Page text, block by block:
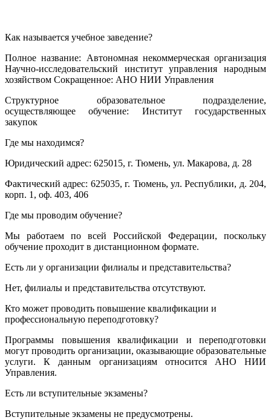
Как называется учебное заведение?
Полное название: Автономная некоммерческая организация
Научно-исследовательский институт управления народным
хозяйством Сокращенное: АНО НИИ Управления
Структурное образовательное подразделение,
осуществляющее обучение: Институт государственных
закупок
Где мы находимся?
Юридический адрес: 625015, г. Тюмень, ул. Макарова, д. 28
Фактический адрес: 625035, г. Тюмень, ул. Республики, д. 204,
корп. 1, оф. 403, 406
Где мы проводим обучение?
Мы работаем по всей Российской Федерации, поскольку
обучение проходит в дистанционном формате.
Есть ли у организации филиалы и представительства?
Нет, филиалы и представительства отсутствуют.
Кто может проводить повышение квалификации и
профессиональную переподготовку?
Программы повышения квалификации и переподготовки
могут проводить организации, оказывающие образовательные
услуги. К данным организациям относится АНО НИИ
Управления.
Есть ли вступительные экзамены?
Вступительные экзамены не предусмотрены.